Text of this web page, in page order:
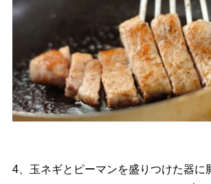
4、玉ネギとピーマンを盛りつけた器に